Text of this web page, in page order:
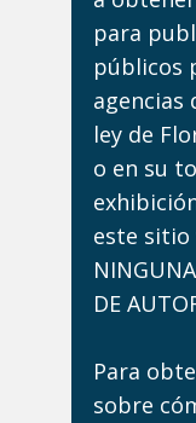
para
públicos
agencias
ley de
o en su
este sitio
DE
Para
sobre